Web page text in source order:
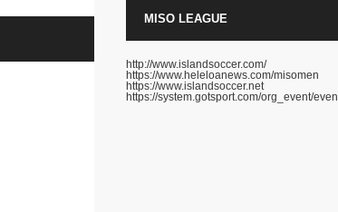
MISO LEAGUE
http://www.islandsoccer.com/
https://www.heleloanews.com/misomen
https://www.islandsoccer.net
https://system.gotsport.com/org_event/